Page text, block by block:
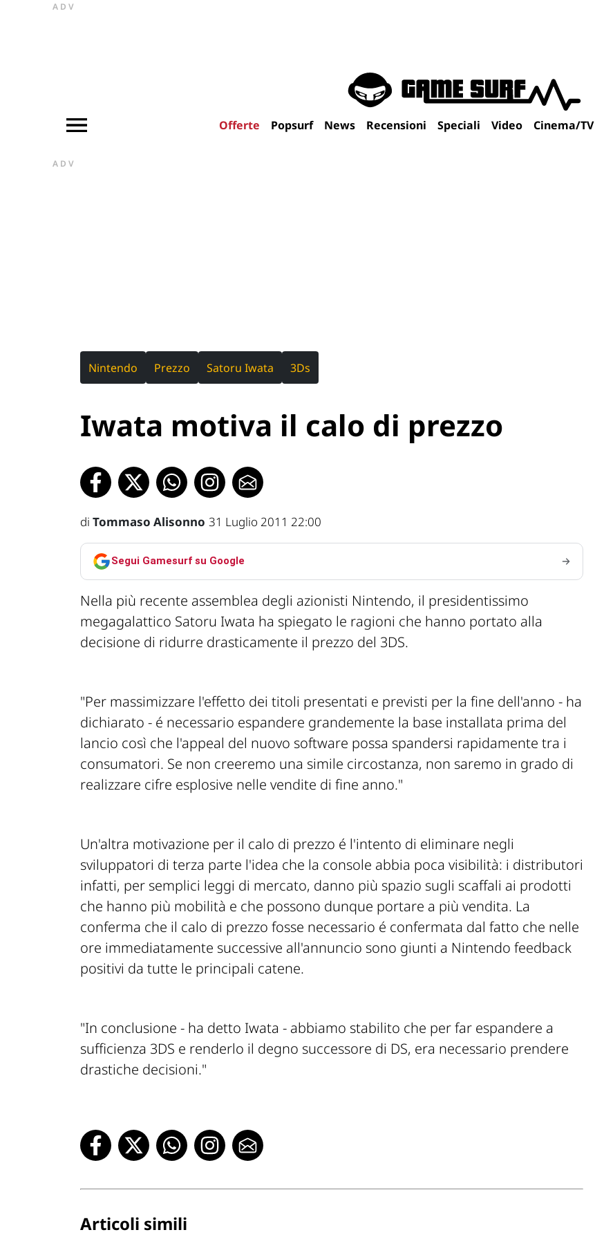
ADV
Offerte Popsurf News Recensioni Speciali Video Cinema/TV
ADV
Nintendo Prezzo Satoru Iwata 3Ds
Iwata motiva il calo di prezzo
di Tommaso Alisonno 31 Luglio 2011 22:00
Segui Gamesurf su Google
Nella più recente assemblea degli azionisti Nintendo, il presidentissimo
megagalattico Satoru Iwata ha spiegato le ragioni che hanno portato alla
decisione di ridurre drasticamente il prezzo del 3DS.
"Per massimizzare l'effetto dei titoli presentati e previsti per la fine dell'anno - ha
dichiarato - é necessario espandere grandemente la base installata prima del
lancio così che l'appeal del nuovo software possa spandersi rapidamente tra i
consumatori. Se non creeremo una simile circostanza, non saremo in grado di
realizzare cifre esplosive nelle vendite di fine anno."
Un'altra motivazione per il calo di prezzo é l'intento di eliminare negli
sviluppatori di terza parte l'idea che la console abbia poca visibilità: i distributori
infatti, per semplici leggi di mercato, danno più spazio sugli scaffali ai prodotti
che hanno più mobilità e che possono dunque portare a più vendita. La
conferma che il calo di prezzo fosse necessario é confermata dal fatto che nelle
ore immediatamente successive all'annuncio sono giunti a Nintendo feedback
positivi da tutte le principali catene.
"In conclusione - ha detto Iwata - abbiamo stabilito che per far espandere a
sufficienza 3DS e renderlo il degno successore di DS, era necessario prendere
drastiche decisioni."
Articoli simili